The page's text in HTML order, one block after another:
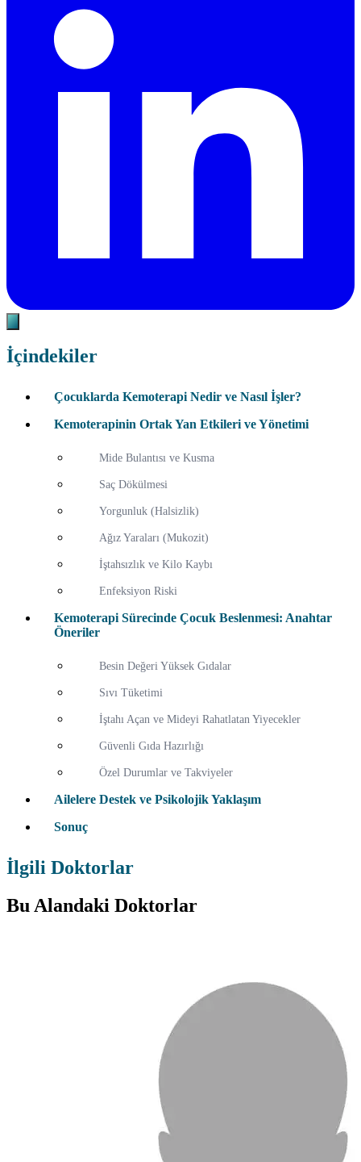
İçindekiler
Çocuklarda Kemoterapi Nedir ve Nasıl İşler?
Kemoterapinin Ortak Yan Etkileri ve Yönetimi
Mide Bulantısı ve Kusma
Saç Dökülmesi
Yorgunluk (Halsizlik)
Ağız Yaraları (Mukozit)
İştahsızlık ve Kilo Kaybı
Enfeksiyon Riski
Kemoterapi Sürecinde Çocuk Beslenmesi: Anahtar
Öneriler
Besin Değeri Yüksek Gıdalar
Sıvı Tüketimi
İştahı Açan ve Mideyi Rahatlatan Yiyecekler
Güvenli Gıda Hazırlığı
Özel Durumlar ve Takviyeler
Ailelere Destek ve Psikolojik Yaklaşım
Sonuç
İlgili Doktorlar
Bu Alandaki Doktorlar